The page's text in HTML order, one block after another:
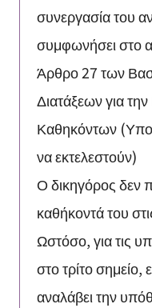
συνεργασία του
συμφωνήσει στο
Άρθρο 27 των
Διατάξεων για
Καθηκόντων
να εκτελεστούν)
Ο δικηγόρος δεν
καθήκοντά του
Ωστόσο, για τις
στο τρίτο σημείο,
αναλάβει την